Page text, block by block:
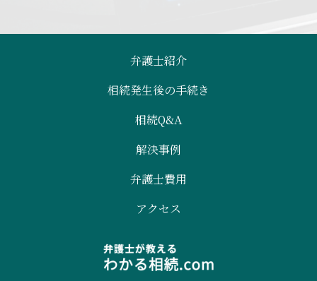
弁護士紹介
相続発生後の手続き
相続Q&A
解決事例
弁護士費用
アクセス